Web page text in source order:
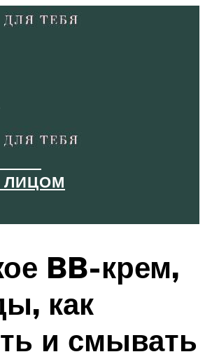
ЛИЦОМ
BB-крем,
как
и смывать